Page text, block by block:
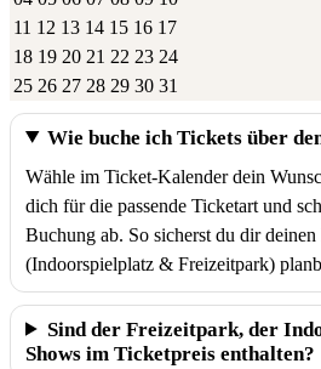
11 12 13 14 15 16 17
18 19 20 21 22 23 24
25 26 27 28 29 30 31
Wie buche ich Tickets über
Wähle im Ticket-Kalender dein
dich für die passende Ticketart und
Buchung ab. So sicherst du dir
(Indoorspielplatz & Freizeitpark)
Sind der Freizeitpark, der
Shows im Ticketpreis enthalten?